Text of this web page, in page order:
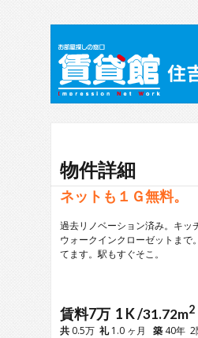
物件詳細
ネットも１Ｇ無料。
過去リノベーション済み。キッ
ウォークインクローゼットまで
てます。駅もすぐそこ。
賃料7万 1 K /31.72m2
共 0.5万 礼1.0 ヶ月 築 40年 2